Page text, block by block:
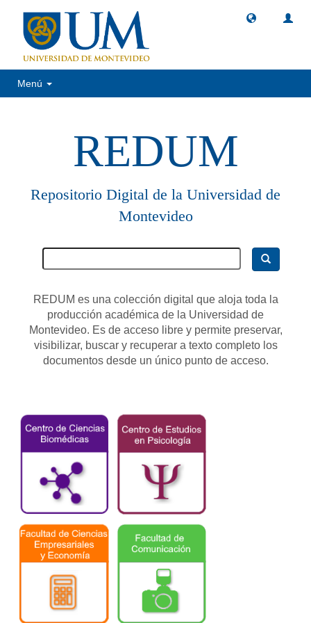
Menú
REDUM
Repositorio Digital de la Universidad de
Montevideo
REDUM es una colección digital que aloja toda la
producción académica de la Universidad de
Montevideo. Es de acceso libre y permite preservar,
visibilizar, buscar y recuperar a texto completo los
documentos desde un único punto de acceso.